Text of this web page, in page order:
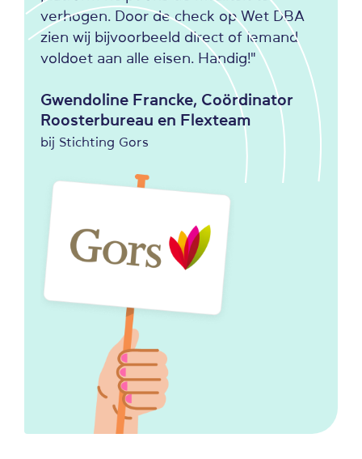
verhogen. Door de check op Wet DBA
zien wij bijvoorbeeld direct of iemand
voldoet aan alle eisen. Handig!"
Gwendoline Francke, Coördinator
Roosterbureau en Flexteam
bij Stichting Gors